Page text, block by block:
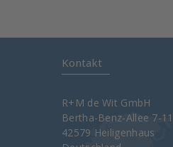
Kontakt
R+M de Wit GmbH
Bertha-Benz-Allee 7-11
42579 Heiligenhaus